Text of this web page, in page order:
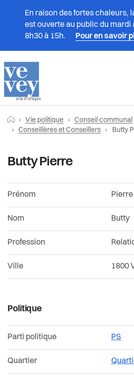
En raison des fortes chaleurs,
est ouverte au public du mardi
8h30 à 15h.
Pour en savoir
Prestations
Vie politique
Vie politique
Municipalité
Conseil communal
Conseil communal
Conseillères et conseillers
Commissions permanentes
Partis politiques
Votations et élections
Jumelages
Actualités
Pilier public
Règlements
Fil
d'Ariane
Retourner vers la page d'accueil
Vie politique
Conseil communal
Conseillères et Conseillers
Page
Butty
Butty Pierre
Prénom Pierre
Nom Butty
Profession
Ville 1800
Politique
Parti politique PS
Quartier